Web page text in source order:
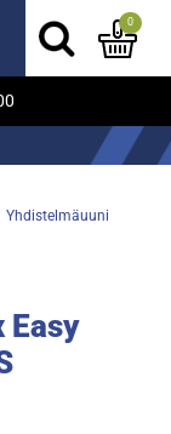
0
Yhdistelmäuuni
Easy